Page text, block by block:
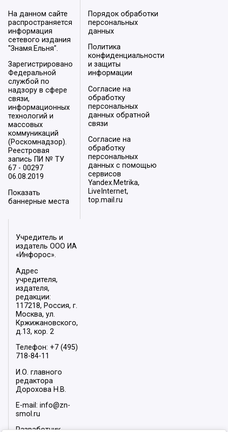
На данном сайте
распространяется
информация
сетевого издания
"Знамя.Ельня".
Зарегистрировано
Федеральной
службой по
надзору в сфере
связи,
информационных
технологий и
массовых
коммуникаций
(Роскомнадзор).
Реестровая
запись ПИ № ТУ
67 - 00297
06.08.2019
Показать
баннерные места
Порядок обработки
персональных
данных
Политика
конфиденциальности
и защиты
информации
Согласие на
обработку
персональных
данных обратной
связи
Согласие на
обработку
персональных
данных с помощью
сервисов
Yandex.Metrika,
LiveInternet,
top.mail.ru
Учредитель и
издатель ООО ИА
«Инфорос».
Адрес
учредителя,
издателя,
редакции:
117218, Россия, г.
Москва, ул.
Кржижановского,
д.13, кор. 2
Телефон: +7 (495)
718-84-11
И.О. главного
редактора
Дорохова Н.В.
E-mail: info@zn-
smol.ru
Разработчик